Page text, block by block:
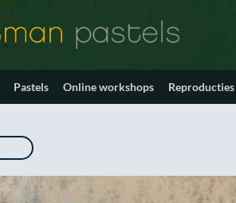
Pastels Online workshops Reproducties